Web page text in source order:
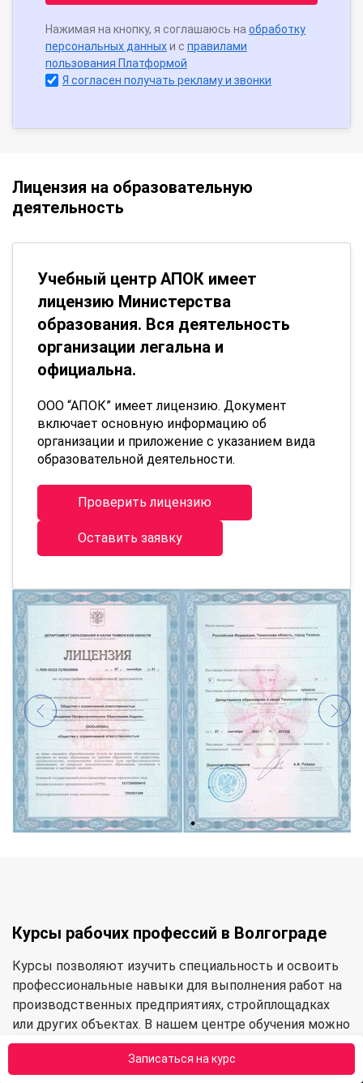
Записаться на курс
Нажимая на кнопку, я соглашаюсь на обработку
персональных данныхи с правилами
пользования Платформой
Я согласен получать рекламу и звонки
Лицензия на образовательную
деятельность
Учебный центр АПОК имеет
лицензию Министерства
образования. Вся деятельность
организации легальна и
официальна.
ООО “АПОК” имеет лицензию. Документ
включает основную информацию об
организации и приложение с указанием вида
образовательной деятельности.
Проверить лицензию
Оставить заявку
Курсы рабочих профессий в Волгограде
Курсы позволяют изучить специальность и освоить
профессиональные навыки для выполнения работ на
производственных предприятиях, стройплощадках
или других объектах. В нашем центре обучения можно
освоить следующие категории профессий: